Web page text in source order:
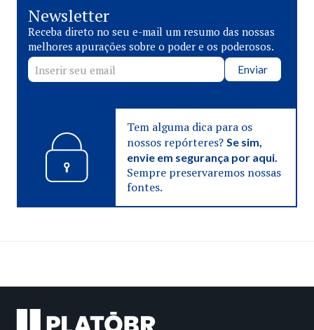
Newsletter
Receba direto no seu e-mail um resumo das nossas
melhores apurações sobre o poder e os poderosos.
Enviar
Tem alguma dica para os
nossos repórteres? Se sim,
envie em segurança por aqui.
Sempre preservaremos nossas
fontes.